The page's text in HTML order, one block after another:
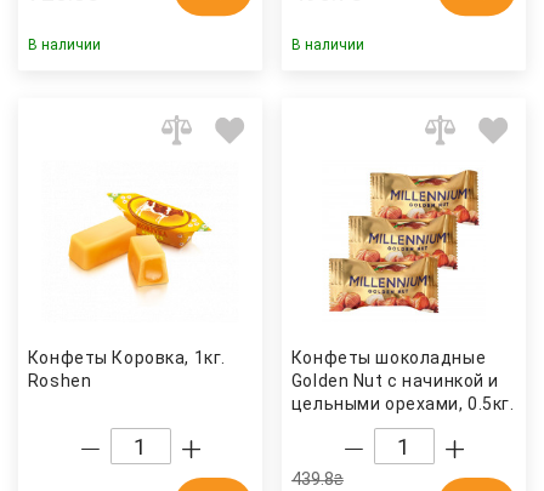
В наличии В наличии
Конфеты Коровка, 1кг.
Roshen
Конфеты шоколадные
Golden Nut с начинкой и
цельными орехами, 0.5кг.
Millennium
439.8₴